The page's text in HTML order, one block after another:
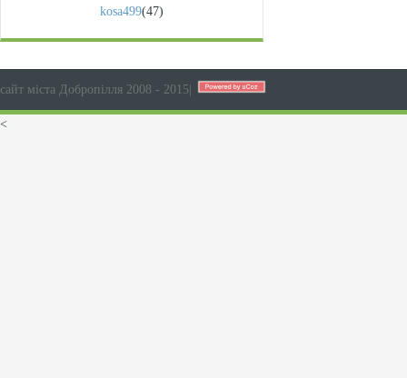
kosa499(47)
сайт міста Добропілля 2008 - 2015
<